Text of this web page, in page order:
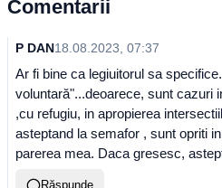
Comentarii
P DAN18.08.2023, 07:37
Ar fi bine ca legiuitorul sa
voluntară"...deoarece, sunt cazuri
,cu refugiu, in apropierea
asteptand la semafor , sunt opriti
parerea mea. Daca gresesc,
Răspunde